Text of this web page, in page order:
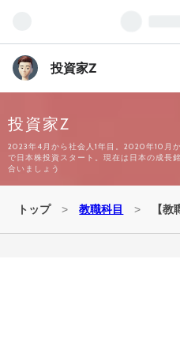
投資家Z
投資家Z
2023年4月から社会人1年目。2020年10月
で日本株投資スタート。現在は日本の成長
合いましょう
トップ > 教職科目 > 【